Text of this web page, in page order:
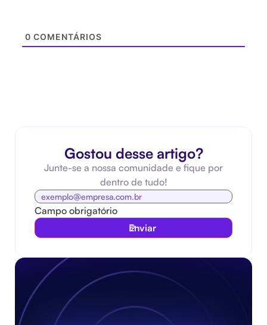
0 COMENTÁRIOS
Gostou desse artigo?
Junte-se a nossa comunidade e fique por
dentro de tudo!
Campo obrigatório
Enviar